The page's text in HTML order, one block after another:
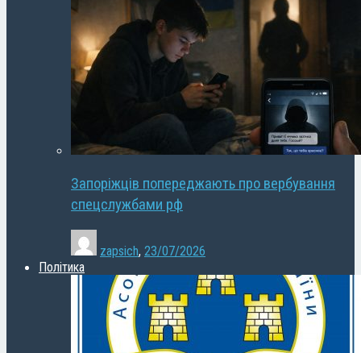
Запоріжців попереджають про вербування
спецслужбами рф
zapsich, 23/07/2026
Політика